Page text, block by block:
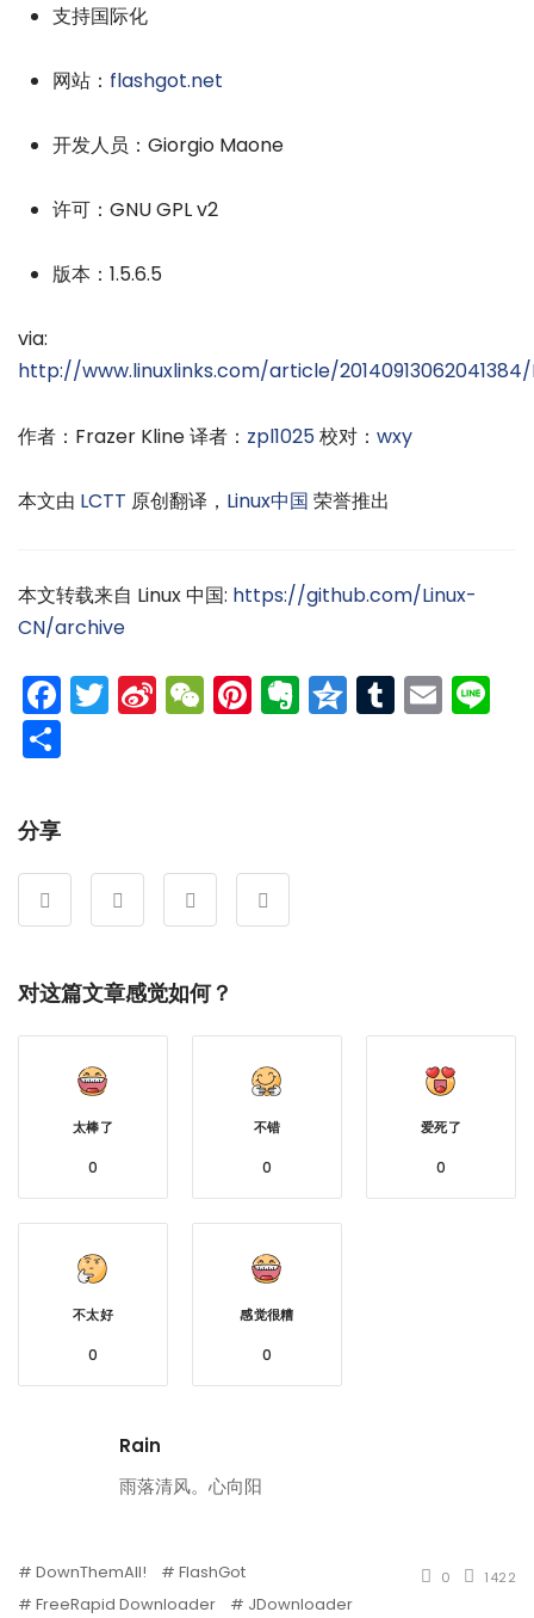
支持国际化
网站： flashgot.net
开发人员：Giorgio Maone
许可：GNU GPL v2
版本：1.5.6.5
via:
http://www.linuxlinks.com/article/
作者：Frazer Kline 译者： zpl1025校对： wxy
本文由 LCTT 原创翻译， Linux中国 荣誉推出
本文转载来自 Linux 中国: https://github.com/Linux-
CN/archive
Facebook
Twitter
Sina
Weibo
WeChat
Pinterest
Evernote
Qzone
Tumblr
分享
对这篇文章感觉如何？
太棒了
0
不错
0
爱死了
0
不太好
0
感觉很糟
0
Rain
雨落清风。心向阳
DownThemAll!
FlashGot
FreeRapid Downloader
JDownloader
0 1422